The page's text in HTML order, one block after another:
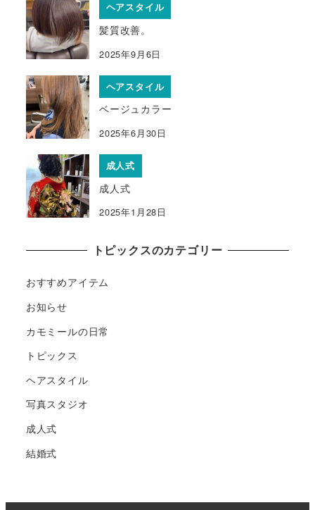
ヘアスタイル
髪質改善。
2025年9月6日
ヘアスタイル
ベージュカラー
2025年6月30日
成人式
成人式
2025年1月28日
トピックスのカテゴリー
おすすめアイテム
お知らせ
カモミールの日常
トピックス
ヘアスタイル
写真スタジオ
成人式
結婚式